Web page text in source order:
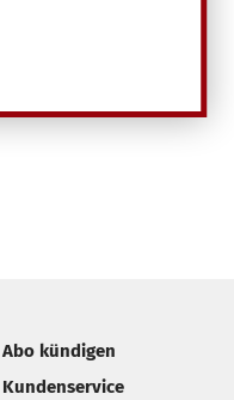
Abo kündigen
Kundenservice